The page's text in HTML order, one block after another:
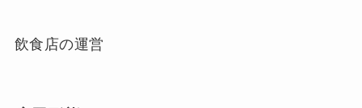
飲食店の運営